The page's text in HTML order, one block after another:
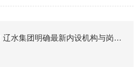
总部“换新图”！辽水集团明确最新内设机构与岗位职责